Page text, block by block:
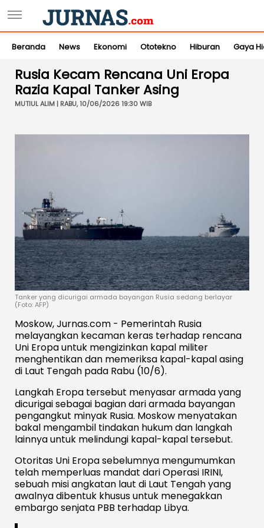
Beranda News Ekonomi Ototekno Hiburan Gaya
Rusia Kecam Rencana Uni Eropa
Razia Kapal Tanker Asing
MUTIUL ALIM | RABU, 10/06/2026 19:30 WIB
Tanker yang dicurigai armada bayangan Rusia sedang berlayar
(Foto: AFP)
Moskow, Jurnas.com - Pemerintah Rusia
melayangkan kecaman keras terhadap rencana
Uni Eropa untuk mengizinkan kapal militer
menghentikan dan memeriksa kapal-kapal asing
di Laut Tengah pada Rabu (10/6).
Langkah Eropa tersebut menyasar armada yang
dicurigai sebagai bagian dari armada bayangan
pengangkut minyak Rusia. Moskow menyatakan
bakal mengambil tindakan hukum dan langkah
lainnya untuk melindungi kapal-kapal tersebut.
Otoritas Uni Eropa sebelumnya mengumumkan
telah memperluas mandat dari Operasi IRINI,
sebuah misi angkatan laut di Laut Tengah yang
awalnya dibentuk khusus untuk menegakkan
embargo senjata PBB terhadap Libya.